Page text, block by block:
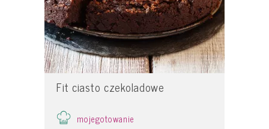
Fit ciasto czekoladowe
mojegotowanie